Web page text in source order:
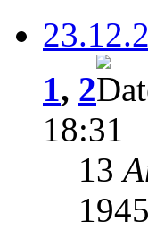
1, 2
18:31
13